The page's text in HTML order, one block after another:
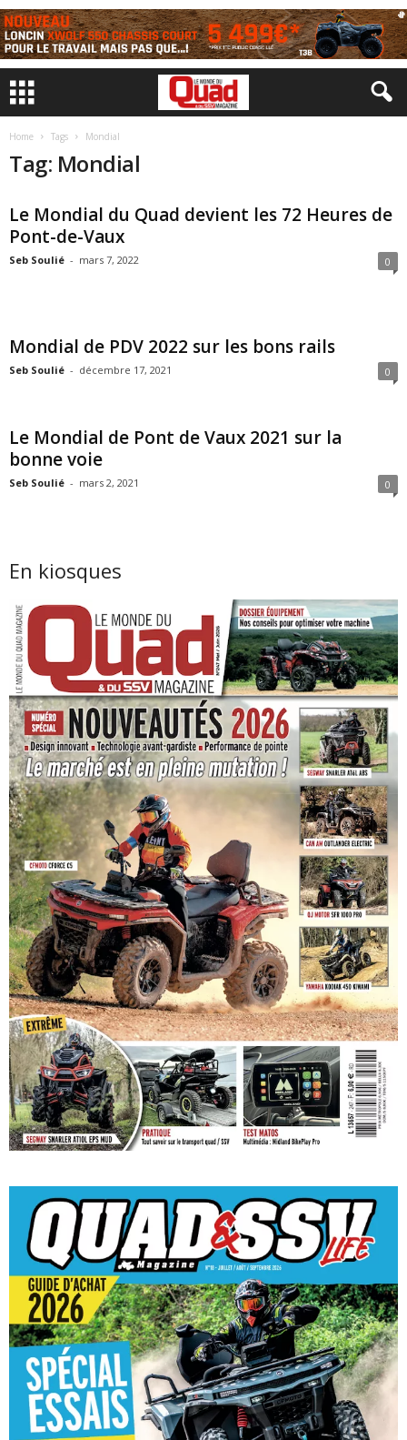
Home Tags Mondial
Tag: Mondial
Le Mondial du Quad devient les 72 Heures de
Pont-de-Vaux
Seb Soulié - mars 7, 2022 0
Mondial de PDV 2022 sur les bons rails
Seb Soulié - décembre 17, 2021 0
Le Mondial de Pont de Vaux 2021 sur la
bonne voie
Seb Soulié - mars 2, 2021 0
En kiosques